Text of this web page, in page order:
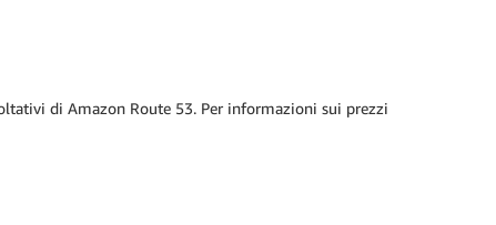
di Amazon Route 53. Per informazioni sui prezzi